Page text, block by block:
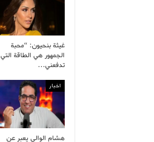
غيثة بنحيون: “محبة
الجمهور هي الطاقة التي
تدفعني…
اخبار
هشام الوالي يعبر عن